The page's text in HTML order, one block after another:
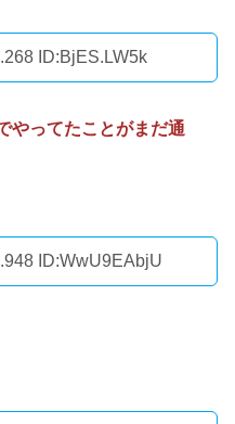
ID:BjES.LW5k
やってたことがまだ通
ID:WwU9EAbjU